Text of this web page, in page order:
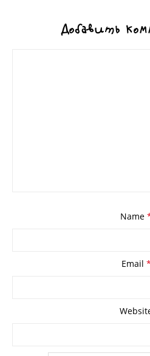
Добавить
Name
Email *